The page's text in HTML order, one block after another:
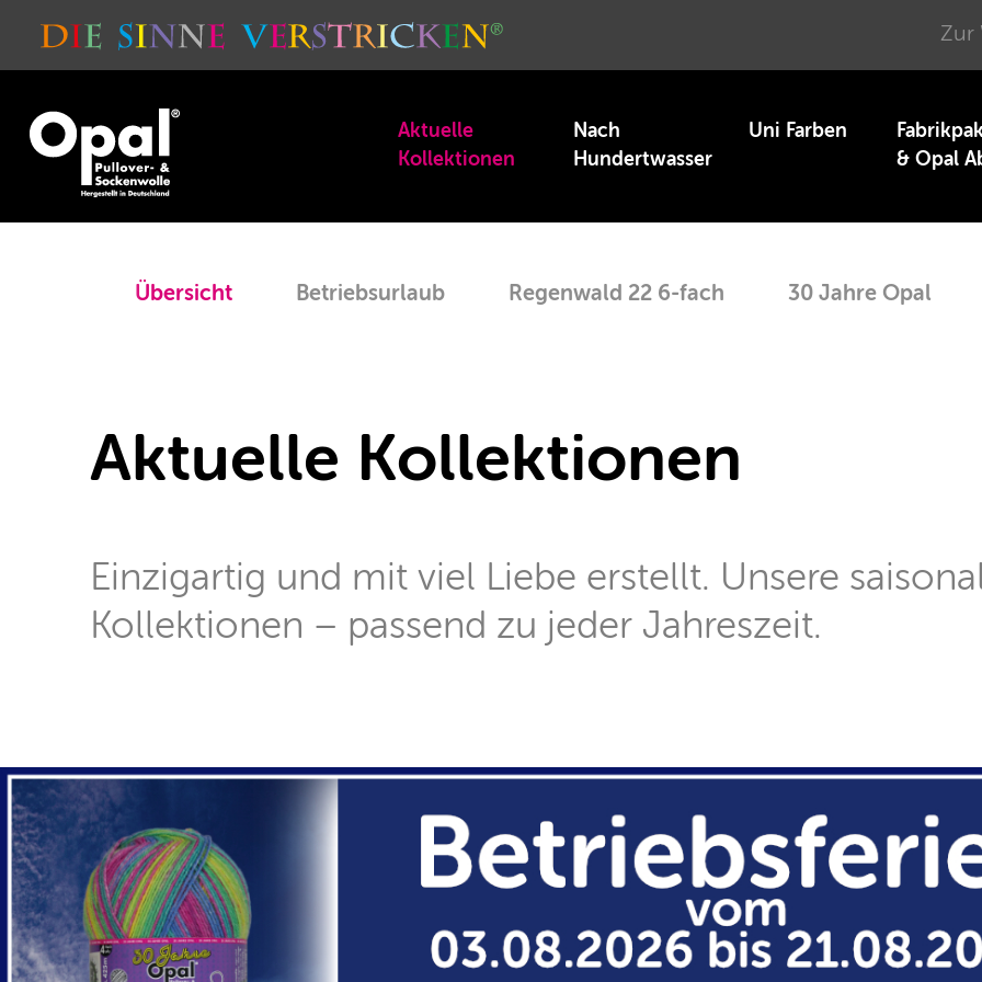
Zur
Aktuelle
Kollektionen
Nach
Hundertwasser
Uni Farben
& Opal
Übersicht Betriebsurlaub Regenwald 22 6-fach 30 Jahre Opal
Aktuelle Kollektionen
Einzigartig und mit viel Liebe erstellt. Unsere
Kollektionen – passend zu jeder Jahreszeit.